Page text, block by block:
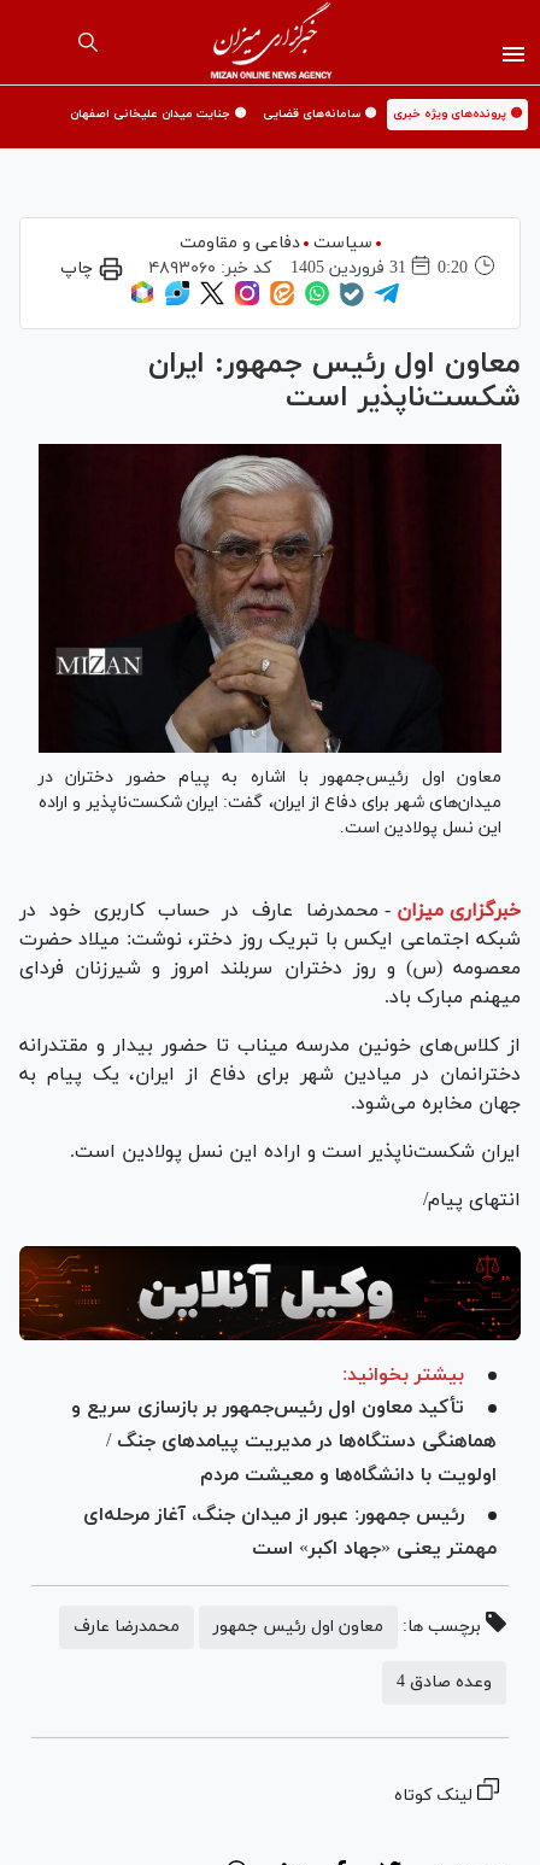
🟡 پرونده‌های ویژه خبری 🟡 سامانه‌های قضایی 🟡 جنایت میدان علیخانی اصفهان
سیاست
دفاعی و مقاومت
0:20
31 فروردين 1405 کد خبر: ۴۸۹۳۰۶۰ چاپ
معاون اول رئیس جمهور: ایران
شکست‌ناپذیر است
معاون اول رئیس‌جمهور با اشاره به پیام حضور دختران در
میدان‌های شهر برای دفاع از ایران، گفت: ایران شکست‌ناپذیر و اراده
این نسل پولادین است.
خبرگزاری میزان - محمدرضا عارف در حساب کاربری خود در
شبکه اجتماعی ایکس با تبریک روز دختر، نوشت: میلاد حضرت
معصومه (س) و روز دختران سربلند امروز و شیرزنان فردای
میهنم مبارک باد.
از کلاس‌های خونین مدرسه میناب تا حضور بیدار و مقتدرانه
دخترانمان در میادین شهر برای دفاع از ایران، یک پیام به
جهان مخابره می‌شود.
ایران شکست‌ناپذیر است و اراده این نسل پولادین است.
انتهای پیام/
بیشتر بخوانید:
تأکید معاون اول رئیس‌جمهور بر بازسازی سریع و
هماهنگی دستگاه‌ها در مدیریت پیامد‌های جنگ /
اولویت با دانشگاه‌ها و معیشت مردم
رئیس جمهور: عبور از میدان جنگ، آغاز مرحله‌ای
مهمتر یعنی «جهاد اکبر» است
برچسب ها: معاون اول رئیس جمهور محمدرضا عارف
وعده صادق 4
لینک کوتاه